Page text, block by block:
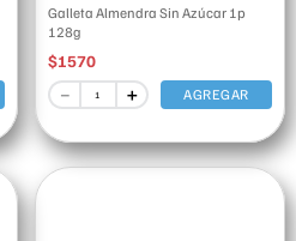
Galleta Almendra Sin Azúcar 1p
128g
$1570
＋
－ AGREGAR